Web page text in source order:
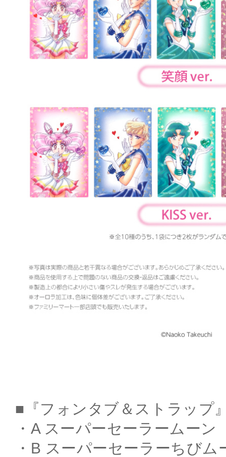
■『フォンタブ＆ストラップ
・A スーパーセーラームーン
・B スーパーセーラーちびム